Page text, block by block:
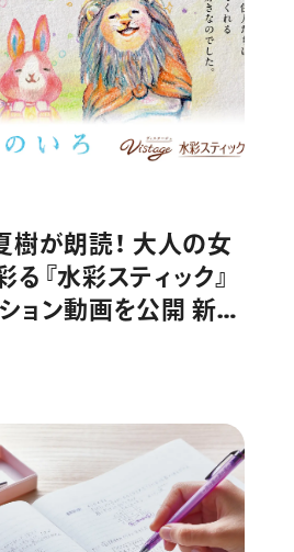
樹が朗読！ 大人の女
『水彩スティック』
ョン動画を公開 新色
ルミックス』『ミッドナ